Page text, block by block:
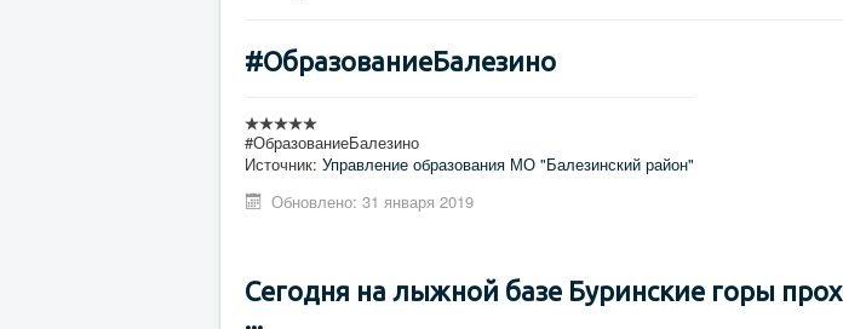
#ОбразованиеБалезино
#ОбразованиеБалезино
Источник: Управление образования МО "Балезинский район"
Обновлено: 31 января 2019
Сегодня на лыжной базе Буринские горы
...